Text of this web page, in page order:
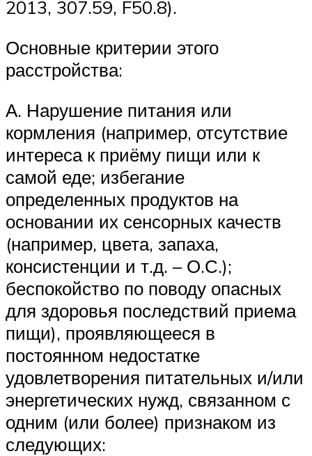
2013, 307.59, F50.8).
Основные критерии этого
расстройства:
А. Нарушение питания или
кормления (например, отсутствие
интереса к приёму пищи или к
самой еде; избегание
определенных продуктов на
основании их сенсорных качеств
(например, цвета, запаха,
консистенции и т.д. – О.С.);
беспокойство по поводу опасных
для здоровья последствий приема
пищи), проявляющееся в
постоянном недостатке
удовлетворения питательных и/или
энергетических нужд, связанном с
одним (или более) признаком из
следующих: